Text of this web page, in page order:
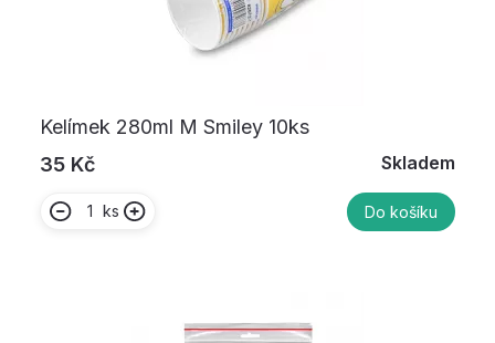
Kelímek 280ml M Smiley 10ks
35 Kč
Skladem
ks Do košíku